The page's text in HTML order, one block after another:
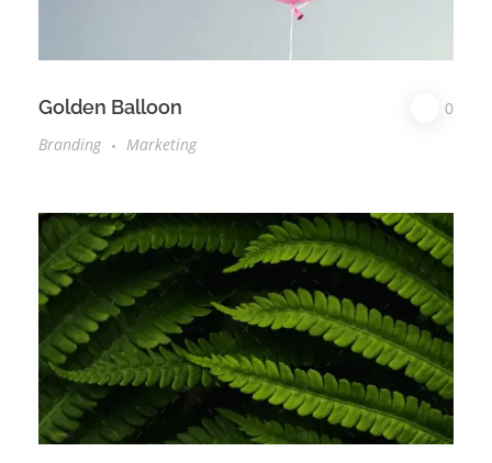
Golden Balloon
0
Branding
Marketing